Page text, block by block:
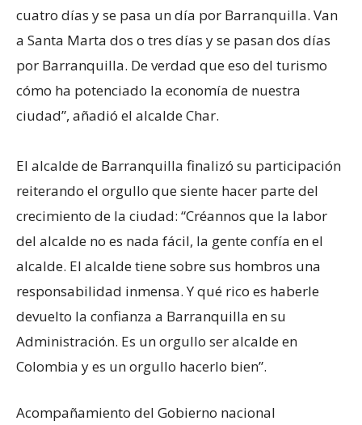
cuatro días y se pasa un día por Barranquilla. Van
a Santa Marta dos o tres días y se pasan dos días
por Barranquilla. De verdad que eso del turismo
cómo ha potenciado la economía de nuestra
ciudad”, añadió el alcalde Char.
El alcalde de Barranquilla finalizó su participación
reiterando el orgullo que siente hacer parte del
crecimiento de la ciudad: “Créannos que la labor
del alcalde no es nada fácil, la gente confía en el
alcalde. El alcalde tiene sobre sus hombros una
responsabilidad inmensa. Y qué rico es haberle
devuelto la confianza a Barranquilla en su
Administración. Es un orgullo ser alcalde en
Colombia y es un orgullo hacerlo bien”.
Acompañamiento del Gobierno nacional